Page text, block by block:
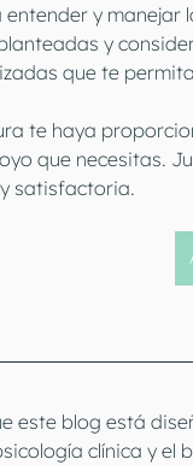
y manejar
y
que te
te haya
que necesitas.
satisfactoria.
este blog está
clínica y el